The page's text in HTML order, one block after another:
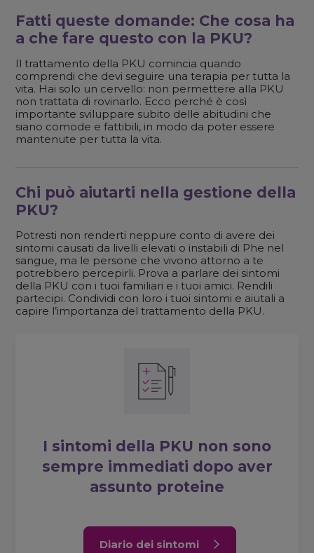
Fatti queste domande: Che cosa ha
a che fare questo con la PKU?
Il trattamento della PKU comincia quando
comprendi che devi seguire una terapia per tutta la
vita. Hai solo un cervello: non permettere alla PKU
non trattata di rovinarlo. Ecco perché è così
importante sviluppare subito delle abitudini che
siano comode e fattibili, in modo da poter essere
mantenute per tutta la vita.
Chi può aiutarti nella gestione della
PKU?
Potresti non renderti neppure conto di avere dei
sintomi causati da livelli elevati o instabili di Phe nel
sangue, ma le persone che vivono attorno a te
potrebbero percepirli. Prova a parlare dei sintomi
della PKU con i tuoi familiari e i tuoi amici. Rendili
partecipi. Condividi con loro i tuoi sintomi e aiutali a
capire l’importanza del trattamento della PKU.
I sintomi della PKU non sono
sempre immediati dopo aver
assunto proteine
Diario dei sintomi